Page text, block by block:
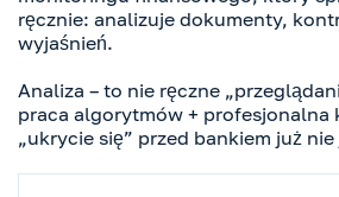
ręcznie: analizuje dokumenty,
wyjaśnień.
Analiza – to nie ręczne
praca algorytmów + profesjonalna
„ukrycie się” przed bankiem już